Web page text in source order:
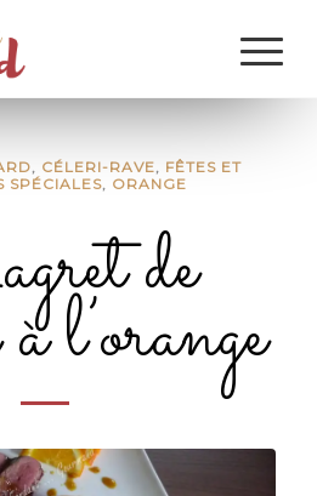
, CÉLERI-RAVE, FÊTES ET
SPÉCIALES, ORANGE
de
l’orange